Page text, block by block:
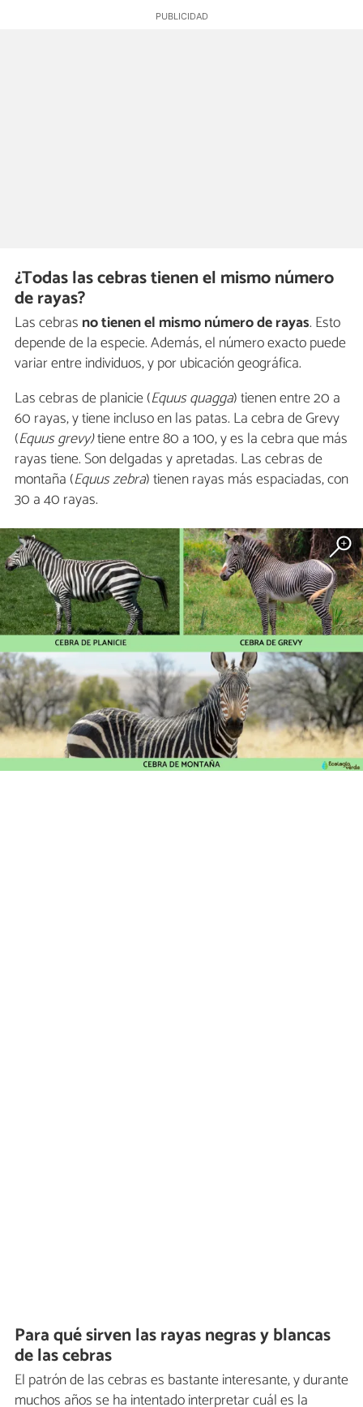
¿Todas las cebras tienen el mismo número
de rayas?
Las cebras no tienen el mismo número de rayas. Esto
depende de la especie. Además, el número exacto puede
variar entre individuos, y por ubicación geográfica.
Las cebras de planicie (Equus quagga) tienen entre 20 a
60 rayas, y tiene incluso en las patas. La cebra de Grevy
(Equus grevy)tiene entre 80 a 100, y es la cebra que más
rayas tiene. Son delgadas y apretadas. Las cebras de
montaña (Equus zebra) tienen rayas más espaciadas, con
30 a 40 rayas.
Para qué sirven las rayas negras y blancas
de las cebras
El patrón de las cebras es bastante interesante, y durante
muchos años se ha intentado interpretar cuál es la